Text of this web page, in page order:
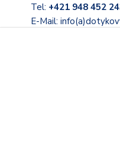
Tel: +421 948 452
E-Mail: